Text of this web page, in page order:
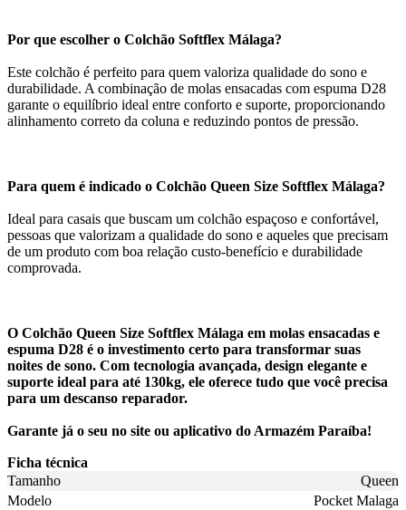
Por que escolher o Colchão Softflex Málaga?
Este colchão é perfeito para quem valoriza qualidade do sono e
durabilidade. A combinação de molas ensacadas com espuma D28
garante o equilíbrio ideal entre conforto e suporte, proporcionando
alinhamento correto da coluna e reduzindo pontos de pressão.
Para quem é indicado o Colchão Queen Size Softflex Málaga?
Ideal para casais que buscam um colchão espaçoso e confortável,
pessoas que valorizam a qualidade do sono e aqueles que precisam
de um produto com boa relação custo-benefício e durabilidade
comprovada.
O Colchão Queen Size Softflex Málaga em molas ensacadas e
espuma D28 é o investimento certo para transformar suas
noites de sono. Com tecnologia avançada, design elegante e
suporte ideal para até 130kg, ele oferece tudo que você precisa
para um descanso reparador.
Garante já o seu no site ou aplicativo do Armazém Paraíba!
Ficha técnica
Tamanho
Queen
Modelo
Pocket Malaga